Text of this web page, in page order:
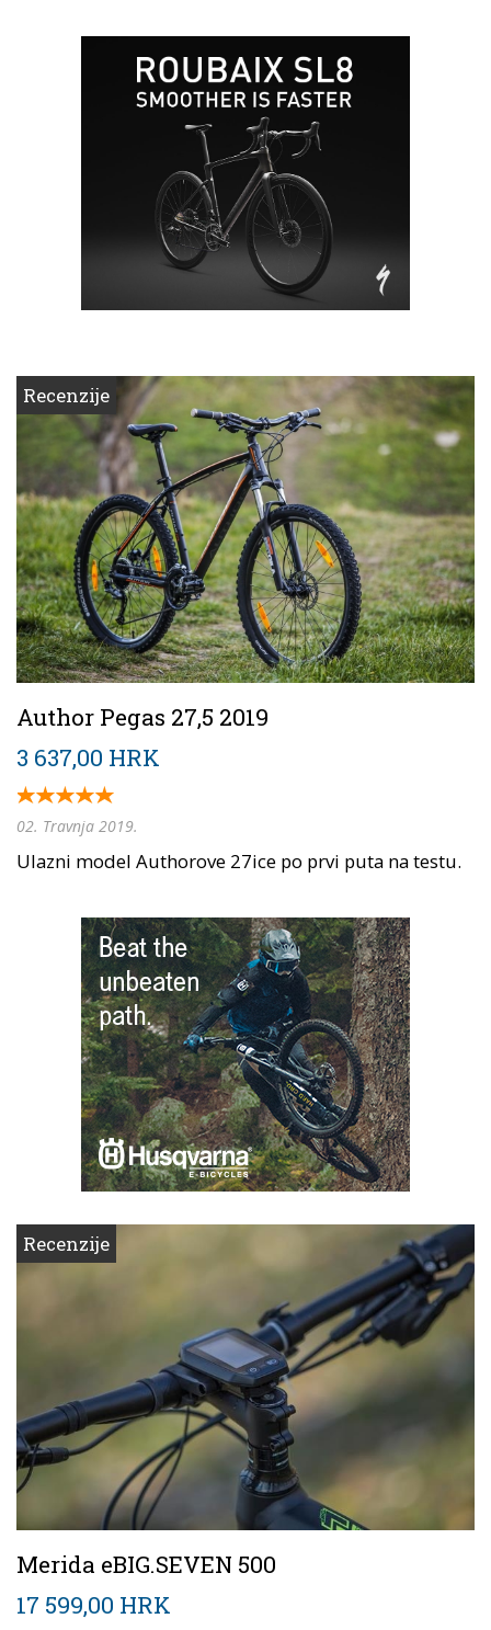
Recenzije
Author Pegas 27,5 2019
3 637,00 HRK
02. Travnja 2019.
Ulazni model Authorove 27ice po prvi puta na testu.
Recenzije
Merida eBIG.SEVEN 500
17 599,00 HRK